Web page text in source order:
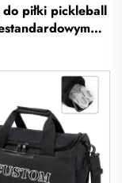
do piłki pickleball
torba na
do badmintona,
na paletkę do
torba na rakietę
i badmintona